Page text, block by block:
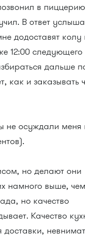
в
В ответ
додоставят колу
12:00
дальше
как и заказывать
не осуждали меня
но делают они
намного выше,
но качество
Качество